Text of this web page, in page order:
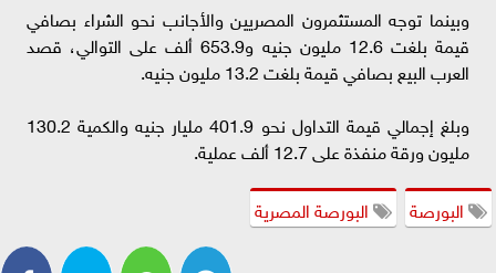
وبينما توجه المستثمرون المصريين والأجانب نحو الشراء بصافي
قيمة بلغت 12.6 مليون جنيه و653.9 ألف على التوالي، قصد
العرب البيع بصافي قيمة بلغت 13.2 مليون جنيه.
وبلغ إجمالي قيمة التداول نحو 401.9 مليار جنيه والكمية 130.2
مليون ورقة منفذة على 12.7 ألف عملية.
البورصة
البورصة المصرية